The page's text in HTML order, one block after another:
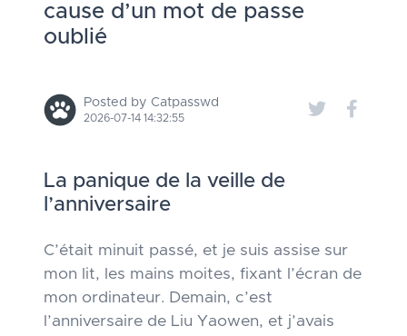
cause d’un mot de passe
oublié
Posted by Catpasswd
2026-07-14 14:32:55
La panique de la veille de
l’anniversaire
C’était minuit passé, et je suis assise sur
mon lit, les mains moites, fixant l’écran de
mon ordinateur. Demain, c’est
l’anniversaire de Liu Yaowen, et j’avais